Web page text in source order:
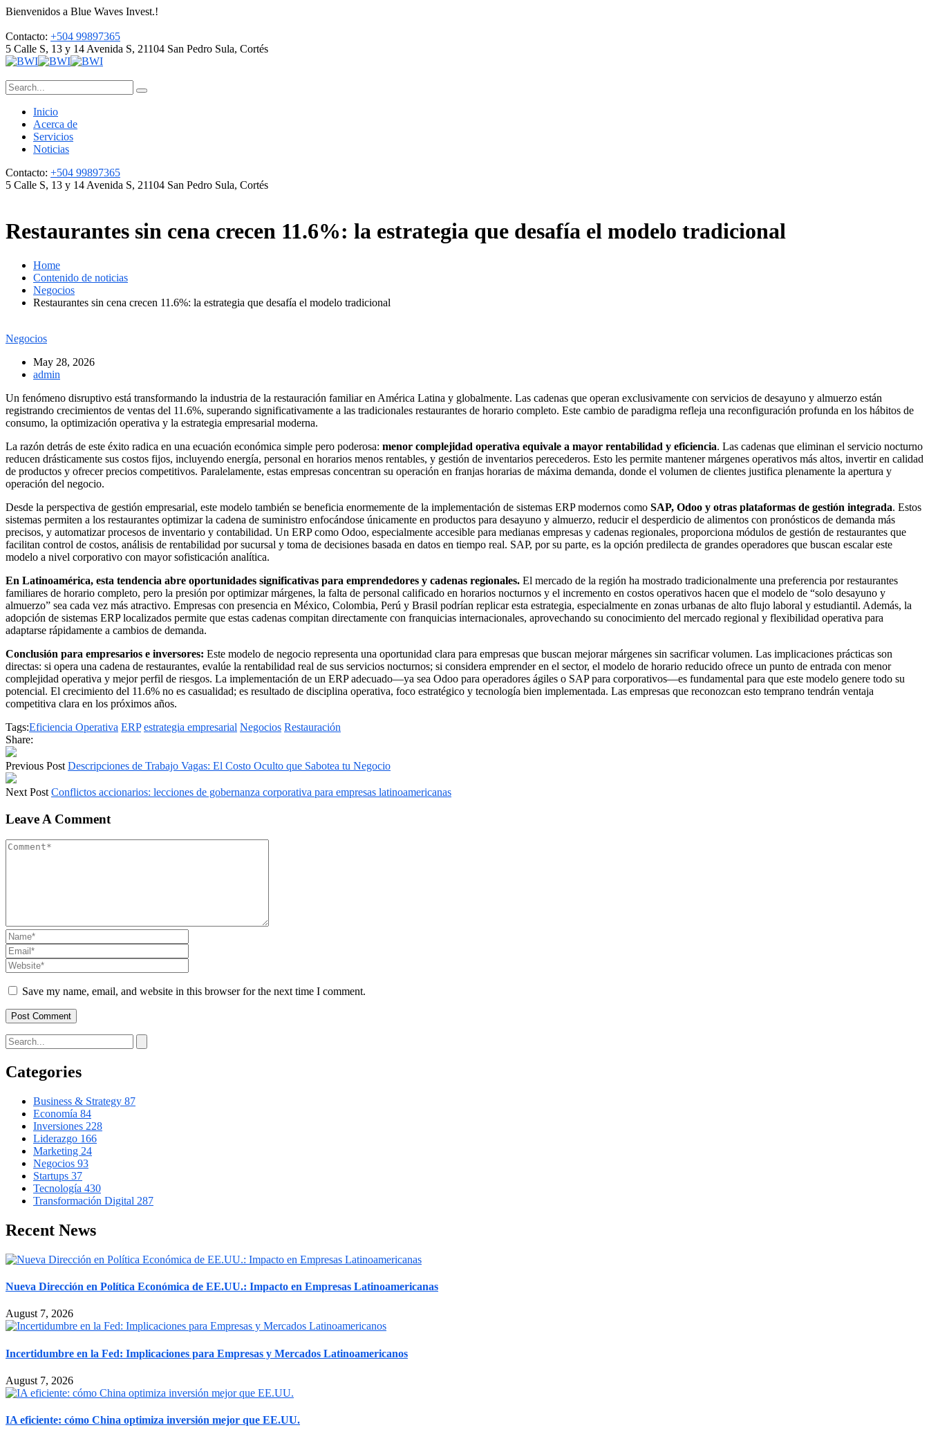
Bienvenidos a Blue Waves Invest.!
Contacto: +504 99897365
5 Calle S, 13 y 14 Avenida S, 21104 San Pedro Sula, Cortés
Inicio
Acerca de
Servicios
Noticias
Contacto: +504 99897365
5 Calle S, 13 y 14 Avenida S, 21104 San Pedro Sula, Cortés
Restaurantes sin cena crecen 11.6%: la estrategia que desafía el modelo tradicional
Home
Contenido de noticias
Negocios
Restaurantes sin cena crecen 11.6%: la estrategia que desafía el modelo tradicional
Negocios
May 28, 2026
admin
Un fenómeno disruptivo está transformando la industria de la restauración familiar en América Latina y globalmente. Las cadenas que operan exclusivamente con servicios de desayuno y almuerzo están
registrando crecimientos de ventas del 11.6%, superando significativamente a las tradicionales restaurantes de horario completo. Este cambio de paradigma refleja una reconfiguración profunda en los hábitos de
consumo, la optimización operativa y la estrategia empresarial moderna.
La razón detrás de este éxito radica en una ecuación económica simple pero poderosa: menor complejidad operativa equivale a mayor rentabilidad y eficiencia. Las cadenas que eliminan el servicio nocturno
reducen drásticamente sus costos fijos, incluyendo energía, personal en horarios menos rentables, y gestión de inventarios perecederos. Esto les permite mantener márgenes operativos más altos, invertir en calidad
de productos y ofrecer precios competitivos. Paralelamente, estas empresas concentran su operación en franjas horarias de máxima demanda, donde el volumen de clientes justifica plenamente la apertura y
operación del negocio.
Desde la perspectiva de gestión empresarial, este modelo también se beneficia enormemente de la implementación de sistemas ERP modernos como SAP, Odoo y otras plataformas de gestión integrada. Estos
sistemas permiten a los restaurantes optimizar la cadena de suministro enfocándose únicamente en productos para desayuno y almuerzo, reducir el desperdicio de alimentos con pronósticos de demanda más
precisos, y automatizar procesos de inventario y contabilidad. Un ERP como Odoo, especialmente accesible para medianas empresas y cadenas regionales, proporciona módulos de gestión de restaurantes que
facilitan control de costos, análisis de rentabilidad por sucursal y toma de decisiones basada en datos en tiempo real. SAP, por su parte, es la opción predilecta de grandes operadores que buscan escalar este
modelo a nivel corporativo con mayor sofisticación analítica.
En Latinoamérica, esta tendencia abre oportunidades significativas para emprendedores y cadenas regionales. El mercado de la región ha mostrado tradicionalmente una preferencia por restaurantes
familiares de horario completo, pero la presión por optimizar márgenes, la falta de personal calificado en horarios nocturnos y el incremento en costos operativos hacen que el modelo de “solo desayuno y
almuerzo” sea cada vez más atractivo. Empresas con presencia en México, Colombia, Perú y Brasil podrían replicar esta estrategia, especialmente en zonas urbanas de alto flujo laboral y estudiantil. Además, la
adopción de sistemas ERP localizados permite que estas cadenas compitan directamente con franquicias internacionales, aprovechando su conocimiento del mercado regional y flexibilidad operativa para
adaptarse rápidamente a cambios de demanda.
Conclusión para empresarios e inversores: Este modelo de negocio representa una oportunidad clara para empresas que buscan mejorar márgenes sin sacrificar volumen. Las implicaciones prácticas son
directas: si opera una cadena de restaurantes, evalúe la rentabilidad real de sus servicios nocturnos; si considera emprender en el sector, el modelo de horario reducido ofrece un punto de entrada con menor
complejidad operativa y mejor perfil de riesgos. La implementación de un ERP adecuado—ya sea Odoo para operadores ágiles o SAP para corporativos—es fundamental para que este modelo genere todo su
potencial. El crecimiento del 11.6% no es casualidad; es resultado de disciplina operativa, foco estratégico y tecnología bien implementada. Las empresas que reconozcan esto temprano tendrán ventaja
competitiva clara en los próximos años.
Tags:Eficiencia Operativa ERP estrategia empresarial Negocios Restauración
Share:
Previous Post Descripciones de Trabajo Vagas: El Costo Oculto que Sabotea tu Negocio
Next Post Conflictos accionarios: lecciones de gobernanza corporativa para empresas latinoamericanas
Leave A Comment
Save my name, email, and website in this browser for the next time I comment.
Categories
Business & Strategy 87
Economía 84
Inversiones 228
Liderazgo 166
Marketing 24
Negocios 93
Startups 37
Tecnología 430
Transformación Digital 287
Recent News
Nueva Dirección en Política Económica de EE.UU.: Impacto en Empresas Latinoamericanas
August 7, 2026
Incertidumbre en la Fed: Implicaciones para Empresas y Mercados Latinoamericanos
August 7, 2026
IA eficiente: cómo China optimiza inversión mejor que EE.UU.